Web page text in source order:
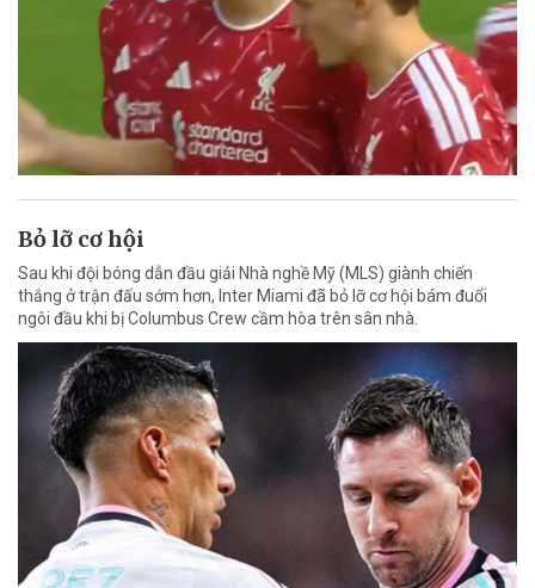
Bỏ lỡ cơ hội
Sau khi đội bóng dẫn đầu giải Nhà nghề Mỹ (MLS) giành chiến
thắng ở trận đấu sớm hơn, Inter Miami đã bỏ lỡ cơ hội bám đuổi
ngôi đầu khi bị Columbus Crew cầm hòa trên sân nhà.